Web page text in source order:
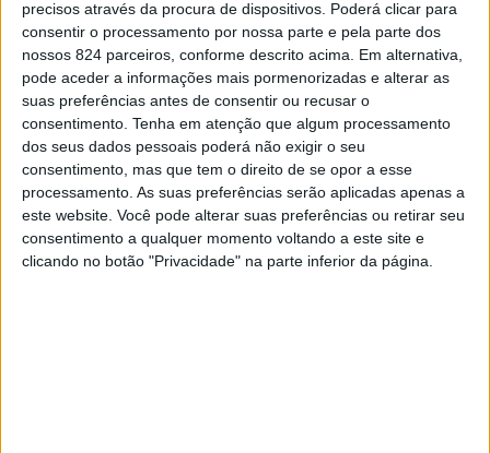
precisos através da procura de dispositivos. Poderá clicar para
consentir o processamento por nossa parte e pela parte dos
nossos 824 parceiros, conforme descrito acima. Em alternativa,
pode aceder a informações mais pormenorizadas e alterar as
suas preferências antes de consentir ou recusar o
consentimento. Tenha em atenção que algum processamento
dos seus dados pessoais poderá não exigir o seu
consentimento, mas que tem o direito de se opor a esse
processamento. As suas preferências serão aplicadas apenas a
este website. Você pode alterar suas preferências ou retirar seu
consentimento a qualquer momento voltando a este site e
clicando no botão "Privacidade" na parte inferior da página.
onde se realiza a Feira de Atividades Económicas de
Arronches, esta obra de requalificação já apresenta
melhorias significativas do recinto, que, de acordo com a
Câmara, «aumentarão as condições para receber quer os
comerciantes, quer os visitantes das iniciativas ali
promovidas ao longo do ano».